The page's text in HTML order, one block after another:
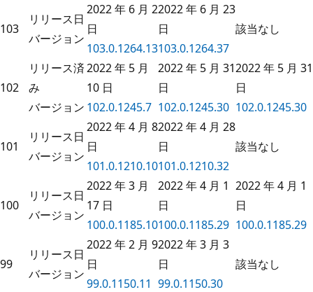
103
リリース日
バージョン
2022 年 6 月 2
日
103.0.1264.13
2022 年 6 月 23
日
103.0.1264.37
該当なし
102
リリース済
み
バージョン
2022 年 5 月
10 日
102.0.1245.7
2022 年 5 月 31
日
102.0.1245.30
2022 年 5 月 31
日
102.0.1245.30
101
リリース日
バージョン
2022 年 4 月 8
日
101.0.1210.10
2022 年 4 月 28
日
101.0.1210.32
該当なし
100
リリース日
バージョン
2022 年 3 月
17 日
100.0.1185.10
2022 年 4 月 1
日
100.0.1185.29
2022 年 4 月 1
日
100.0.1185.29
99
リリース日
バージョン
2022 年 2 月 9
日
99.0.1150.11
2022 年 3 月 3
日
99.0.1150.30
該当なし